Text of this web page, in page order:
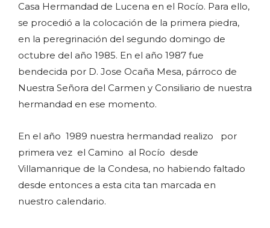
Casa Hermandad de Lucena en el Rocío. Para ello,
se procedió a la colocación de la primera piedra,
en la peregrinación del segundo domingo de
octubre del año 1985. En el año 1987 fue
bendecida por D. Jose Ocaña Mesa, párroco de
Nuestra Señora del Carmen y Consiliario de nuestra
hermandad en ese momento.
En el año 1989 nuestra hermandad realizo por
primera vez el Camino al Rocío desde
Villamanrique de la Condesa, no habiendo faltado
desde entonces a esta cita tan marcada en
nuestro calendario.